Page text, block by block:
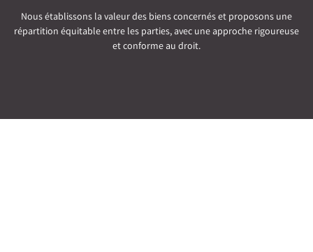
Nous établissons la valeur des biens concernés et proposons une
répartition équitable entre les parties, avec une approche rigoureuse
et conforme au droit.